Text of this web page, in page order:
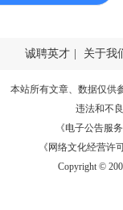
诚聘英才 关于我
本站所有文章、数据仅供
违法和不
《电子公告服务
《网络文化经营许
Copyright ©